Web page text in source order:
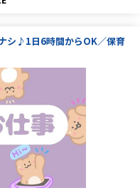
シ♪1日6時間からOK／保育